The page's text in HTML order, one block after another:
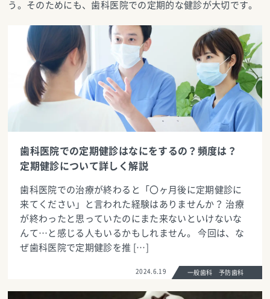
う。そのためにも、歯科医院での定期的な健診が大切です。
歯科医院での定期健診はなにをするの？頻度は？
定期健診について詳しく解説
歯科医院での治療が終わると「〇ヶ月後に定期健診に
来てください」と言われた経験はありませんか？ 治療
が終わったと思っていたのにまた来ないといけないな
んて…と感じる人もいるかもしれません。 今回は、な
ぜ歯科医院で定期健診を推 […]
2024.6.19 一般歯科 予防歯科